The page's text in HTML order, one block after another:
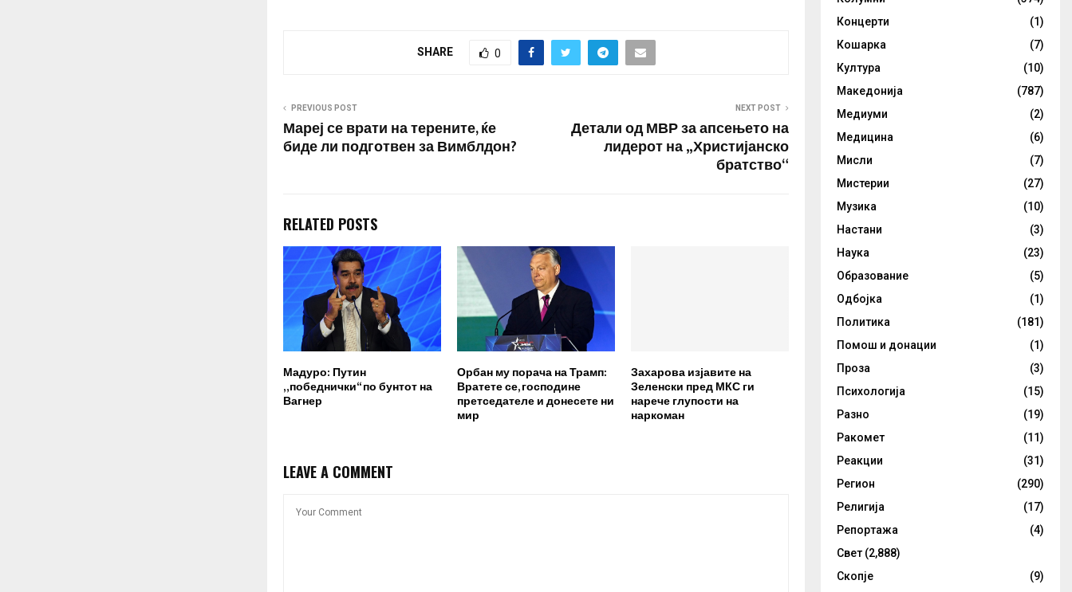
камења и пиротехнички
средства и се приближиле
SHARE 0
PREVIOUS POST
Мареј се врати на терените, ќе
биде ли подготвен за Вимблдон?
NEXT POST
Детали од МВР за апсењето на
лидерот на „Христијанско
братство“
RELATED POSTS
Мадуро: Путин
„победнички“ по бунтот на
Вагнер
Орбан му порача на Трамп:
Вратете се, господине
претседателе и донесете ни
мир
Захарова изјавите на
Зеленски пред МКС ги
нарече глупости на
наркоман
LEAVE A COMMENT
Концерти
(1)
Кошарка
(7)
Култура
(10)
Македонија
(787)
Медиуми
(2)
Медицина
(6)
Мисли
(7)
Мистерии
(27)
Музика
(10)
Настани
(3)
Наука
(23)
Образование
(5)
Одбојка
(1)
Политика
(181)
Помош и донации
(1)
Проза
(3)
Психологија
(15)
Разно
(19)
Ракомет
(11)
Реакции
(31)
Регион
(290)
Религија
(17)
Репортажа
(4)
Свет (2,888)
Скопје
(9)